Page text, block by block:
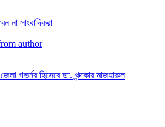
না সাংবাদিকরা
author
গভর্নর হিসেবে ডা. খন্দকার মাজহারুল